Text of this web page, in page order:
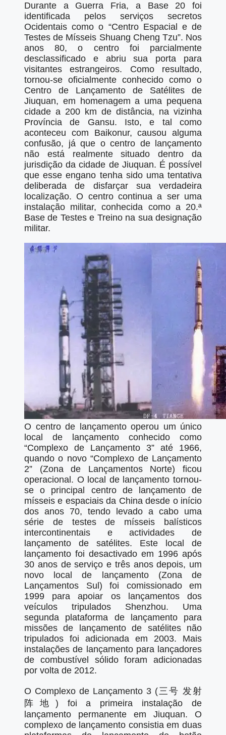
Durante a Guerra Fria, a Base 20 foi
identificada pelos serviços secretos
Ocidentais como o “Centro Espacial e de
Testes de Mísseis Shuang Cheng Tzu”. Nos
anos 80, o centro foi parcialmente
desclassificado e abriu sua porta para
visitantes estrangeiros. Como resultado,
tornou-se oficialmente conhecido como o
Centro de Lançamento de Satélites de
Jiuquan, em homenagem a uma pequena
cidade a 200 km de distância, na vizinha
Província de Gansu. Isto, e tal como
aconteceu com Baikonur, causou alguma
confusão, já que o centro de lançamento
não está realmente situado dentro da
jurisdição da cidade de Jiuquan. É possível
que esse engano tenha sido uma tentativa
deliberada de disfarçar sua verdadeira
localização. O centro continua a ser uma
instalação militar, conhecida como a 20.ª
Base de Testes e Treino na sua designação
militar.
O centro de lançamento operou um único
local de lançamento conhecido como
“Complexo de Lançamento 3” até 1966,
quando o novo “Complexo de Lançamento
2” (Zona de Lançamentos Norte) ficou
operacional. O local de lançamento tornou-
se o principal centro de lançamento de
mísseis e espaciais da China desde o início
dos anos 70, tendo levado a cabo uma
série de testes de mísseis balísticos
intercontinentais e actividades de
lançamento de satélites. Este local de
lançamento foi desactivado em 1996 após
30 anos de serviço e três anos depois, um
novo local de lançamento (Zona de
Lançamentos Sul) foi comissionado em
1999 para apoiar os lançamentos dos
veículos tripulados Shenzhou. Uma
segunda plataforma de lançamento para
missões de lançamento de satélites não
tripulados foi adicionada em 2003. Mais
instalações de lançamento para lançadores
de combustível sólido foram adicionadas
por volta de 2012.
O Complexo de Lançamento 3 (三号 发射
阵地) foi a primeira instalação de
lançamento permanente em Jiuquan. O
complexo de lançamento consistia em duas